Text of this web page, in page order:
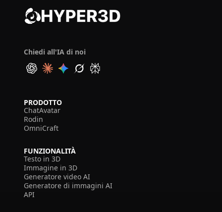
Chiedi all'IA di noi
PRODOTTO
ChatAvatar
Rodin
OmniCraft
FUNZIONALITÀ
Testo in 3D
Immagine in 3D
Generatore video AI
Generatore di immagini AI
API